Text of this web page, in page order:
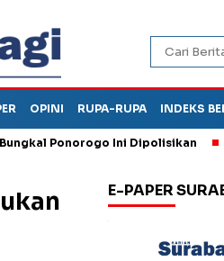
OPINI RUPA-RUPA INDEKS
Ponorogo Ini Dipolisikan
E-PAPER